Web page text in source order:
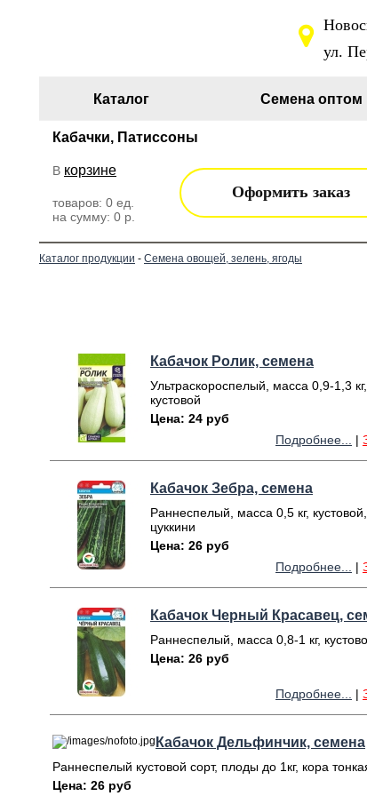
ул.
Каталог Семена оптом
Кабачки, Патиссоны
В корзине
товаров: 0 ед.
на сумму: 0 р.
Оформить заказ
Каталог продукции - Семена овощей, зелень, ягоды
Кабачок Ролик, семена
Ультраскороспелый, масса 0,9-1,3 кг,
кустовой
Цена: 24 руб
Подробнее...
|
Кабачок Зебра, семена
Раннеспелый, масса 0,5 кг, кустовой,
цуккини
Цена: 26 руб
Подробнее...
|
Кабачок Черный Красавец,
Раннеспелый, масса 0,8-1 кг,
Цена: 26 руб
Подробнее... |
Кабачок Дельфинчик, семена
Раннеспелый кустовой сорт, плоды до 1кг, кора
Цена: 26 руб